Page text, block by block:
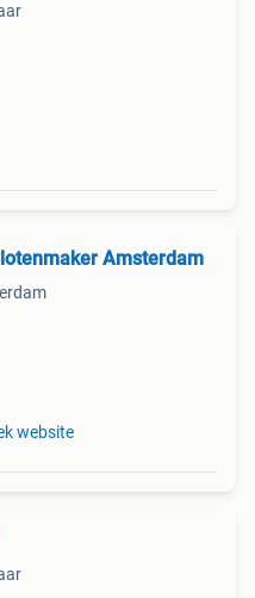
Amsterdam
website